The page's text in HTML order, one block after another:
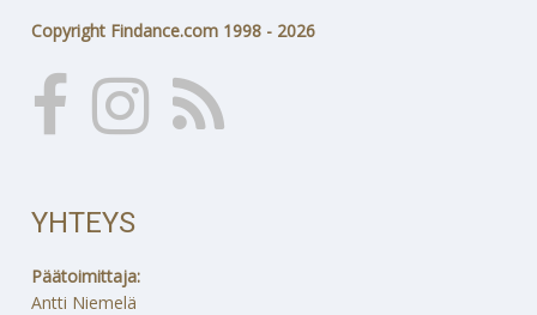
Copyright Findance.com 1998 - 2026
YHTEYS
Päätoimittaja:
Antti Niemelä